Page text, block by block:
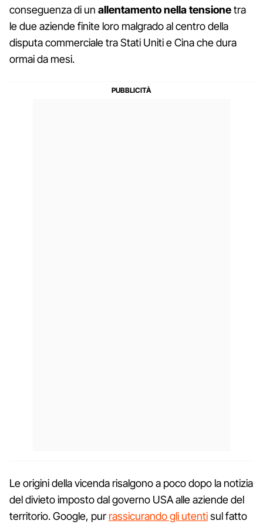
conseguenza di un allentamento nella tensionetra
le due aziende finite loro malgrado al centro della
disputa commerciale tra Stati Uniti e Cina che dura
ormai da mesi.
Le origini della vicenda risalgono a poco dopo la notizia
del divieto imposto dal governo USA alle aziende del
territorio. Google, pur rassicurando gli utentisul fatto